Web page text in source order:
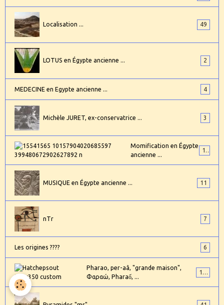
Localisation ... 49
LOTUS en Égypte ancienne ... 2
MEDECINE en Egypte ancienne ... 4
Michèle JURET, ex-conservatrice ... 3
Momification en Égypte
ancienne ...
MUSIQUE en Égypte ancienne ... 11
nTr 7
Les origines ???? 6
Pharao, per-aâ, "grande maison",
Φαραώ, Pharaố, ...
101